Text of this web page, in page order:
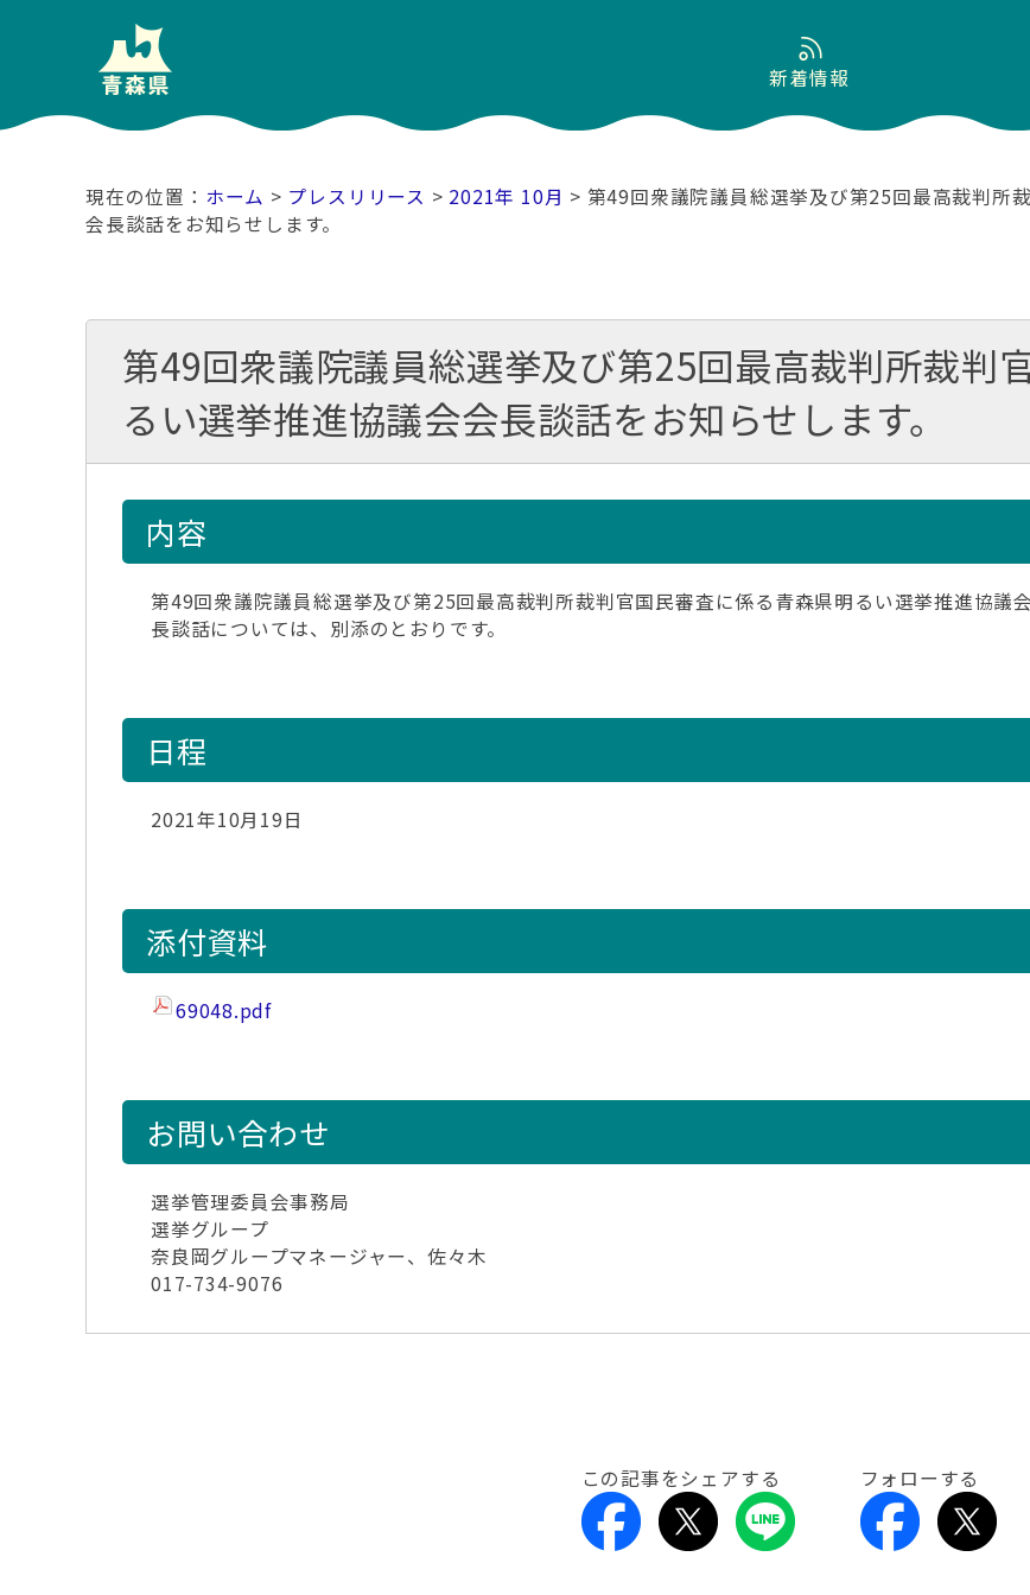
新着情報
ホーム > プレスリリース > 2021年 10月 > 第49回衆議院議員総選挙及び第25回最高裁判所
会長談話をお知らせします。
第49回衆議院議員総選挙及び第25回最高裁判所裁判
るい選挙推進協議会会長談話をお知らせします。
内容
第49回衆議院議員総選挙及び第25回最高裁判所裁判官国民審査に係る青森県明るい選挙推進協議
長談話については、別添のとおりです。
日程
2021年10月19日
添付資料
69048.pdf
お問い合わせ
選挙管理委員会事務局
選挙グループ
奈良岡グループマネージャー、佐々木
017-734-9076
この記事をシェアする フォローする